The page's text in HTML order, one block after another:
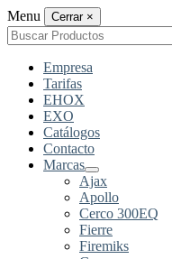
Menu Cerrar ×
Buscar
por:
Empresa
Tarifas
EHOX
EXO
Catálogos
Contacto
Marcas
Ajax
Apollo
Cerco 300EQ
Fierre
Firemiks